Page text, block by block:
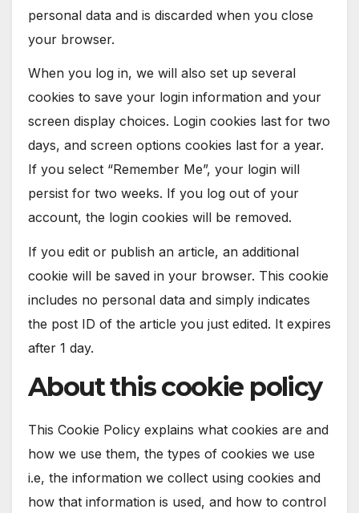
personal data and is discarded when you close
your browser.
When you log in, we will also set up several
cookies to save your login information and your
screen display choices. Login cookies last for two
days, and screen options cookies last for a year.
If you select “Remember Me”, your login will
persist for two weeks. If you log out of your
account, the login cookies will be removed.
If you edit or publish an article, an additional
cookie will be saved in your browser. This cookie
includes no personal data and simply indicates
the post ID of the article you just edited. It expires
after 1 day.
About this cookie policy
This Cookie Policy explains what cookies are and
how we use them, the types of cookies we use
i.e, the information we collect using cookies and
how that information is used, and how to control